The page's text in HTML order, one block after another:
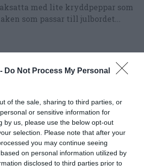
Do Not Process My Personal
of the sale, sharing to third parties, or
or sensitive information for
by us, please use the below opt-out
selection. Please note that after your
you may continue seeing
on personal information utilized by
disclosed to third parties prior to
med lite kryddpeppar som
som passar till julbordet...